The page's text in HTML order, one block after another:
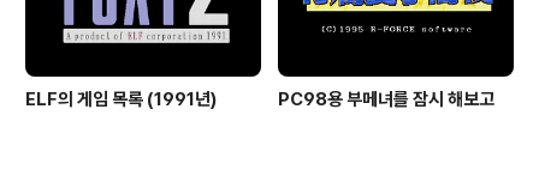
ELF의 게임 목록 (1991년) PC98용 부메녀를 잠시 해보고